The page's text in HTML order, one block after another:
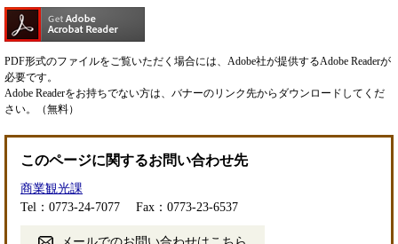
PDF形式のファイルをご覧いただく場合には、Adobe社が提供するAdobe Readerが
必要です。
Adobe Readerをお持ちでない方は、バナーのリンク先からダウンロードしてくだ
さい。（無料）
このページに関するお問い合わせ先
商業観光課
Tel：0773-24-7077
Fax：0773-23-6537